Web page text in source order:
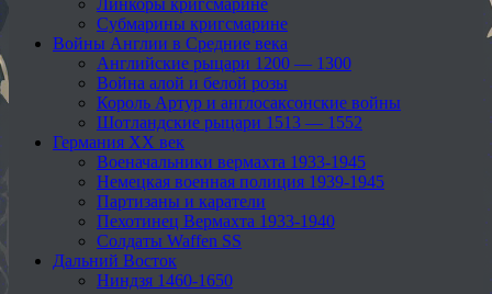
Линкоры кригсмарине
Субмарины кригсмарине
Войны Англии в Средние века
Английские рыцари 1200 — 1300
Война алой и белой розы
Король Артур и англосаксонские войны
Шотландские рыцари 1513 — 1552
Германия XX век
Военачальники вермахта 1933-1945
Немецкая военная полиция 1939-1945
Партизаны и каратели
Пехотинец Вермахта 1933-1940
Солдаты Waffen SS
Дальний Восток
Ниндзя 1460-1650